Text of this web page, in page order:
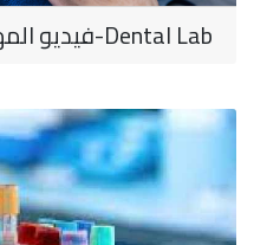
Dental Lab-فيديو المهنة باللغة الأجنبية